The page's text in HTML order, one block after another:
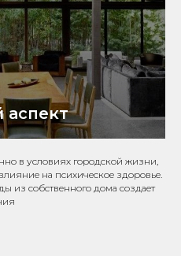
в условиях городской жизни,
на психическое здоровье.
из собственного дома создает